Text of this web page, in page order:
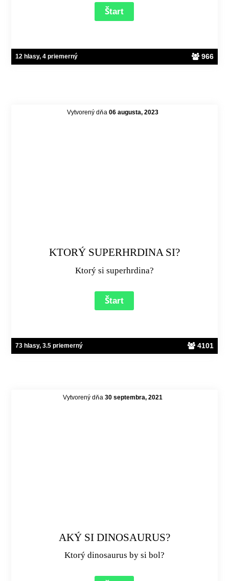
12 hlasy, 4 priemerný 966
73 hlasy, 3.5 priemerný 4101
Vytvorený dňa 06 augusta, 2023
KTORÝ SUPERHRDINA SI?
Ktorý si superhrdina?
Vytvorený dňa 30 septembra, 2021
AKÝ SI DINOSAURUS?
Ktorý dinosaurus by si bol?